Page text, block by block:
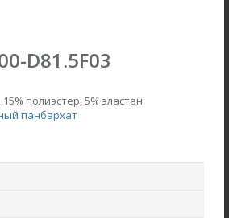
D81.5F03
полиэстер, 5% эластан
панбархат